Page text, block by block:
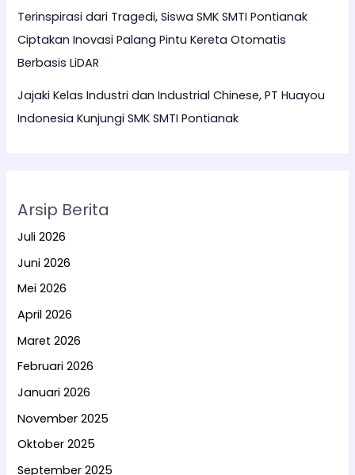
Terinspirasi dari Tragedi, Siswa SMK SMTI Pontianak
Ciptakan Inovasi Palang Pintu Kereta Otomatis
Berbasis LiDAR
Jajaki Kelas Industri dan Industrial Chinese, PT Huayou
Indonesia Kunjungi SMK SMTI Pontianak
Arsip Berita
Juli 2026
Juni 2026
Mei 2026
April 2026
Maret 2026
Februari 2026
Januari 2026
November 2025
Oktober 2025
September 2025